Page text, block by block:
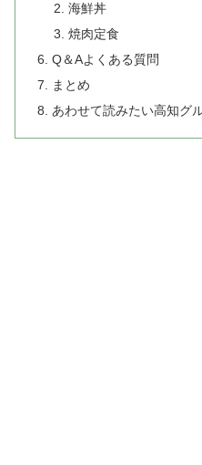
海鮮丼
焼肉定食
Q＆Aよくある質問
まとめ
あわせて読みたい高知グ